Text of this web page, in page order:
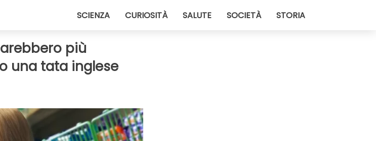
SCIENZA CURIOSITÀ SALUTE SOCIETÀ STORIA
più
una tata inglese